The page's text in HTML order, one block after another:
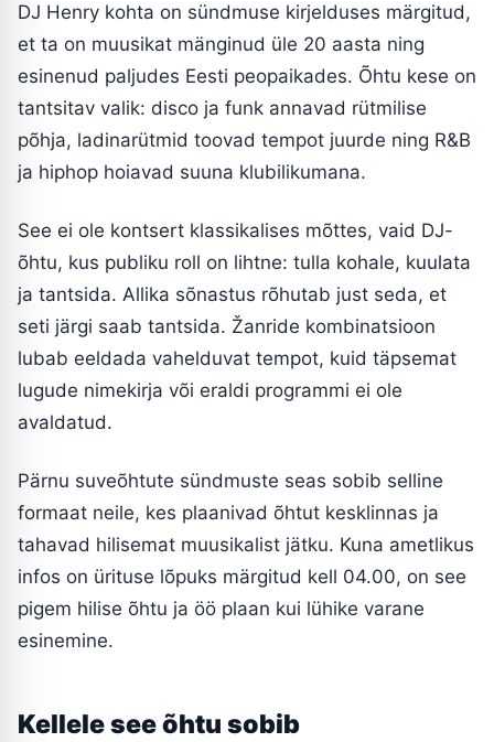
DJ Henry kohta on sündmuse kirjelduses märgitud,
et ta on muusikat mänginud üle 20 aasta ning
esinenud paljudes Eesti peopaikades. Õhtu kese on
tantsitav valik: disco ja funk annavad rütmilise
põhja, ladinarütmid toovad tempot juurde ning R&B
ja hiphop hoiavad suuna klubilikumana.
See ei ole kontsert klassikalises mõttes, vaid DJ-
õhtu, kus publiku roll on lihtne: tulla kohale, kuulata
ja tantsida. Allika sõnastus rõhutab just seda, et
seti järgi saab tantsida. Žanride kombinatsioon
lubab eeldada vahelduvat tempot, kuid täpsemat
lugude nimekirja või eraldi programmi ei ole
avaldatud.
Pärnu suveõhtute sündmuste seas sobib selline
formaat neile, kes plaanivad õhtut kesklinnas ja
tahavad hilisemat muusikalist jätku. Kuna ametlikus
infos on ürituse lõpuks märgitud kell 04.00, on see
pigem hilise õhtu ja öö plaan kui lühike varane
esinemine.
Kellele see õhtu sobib